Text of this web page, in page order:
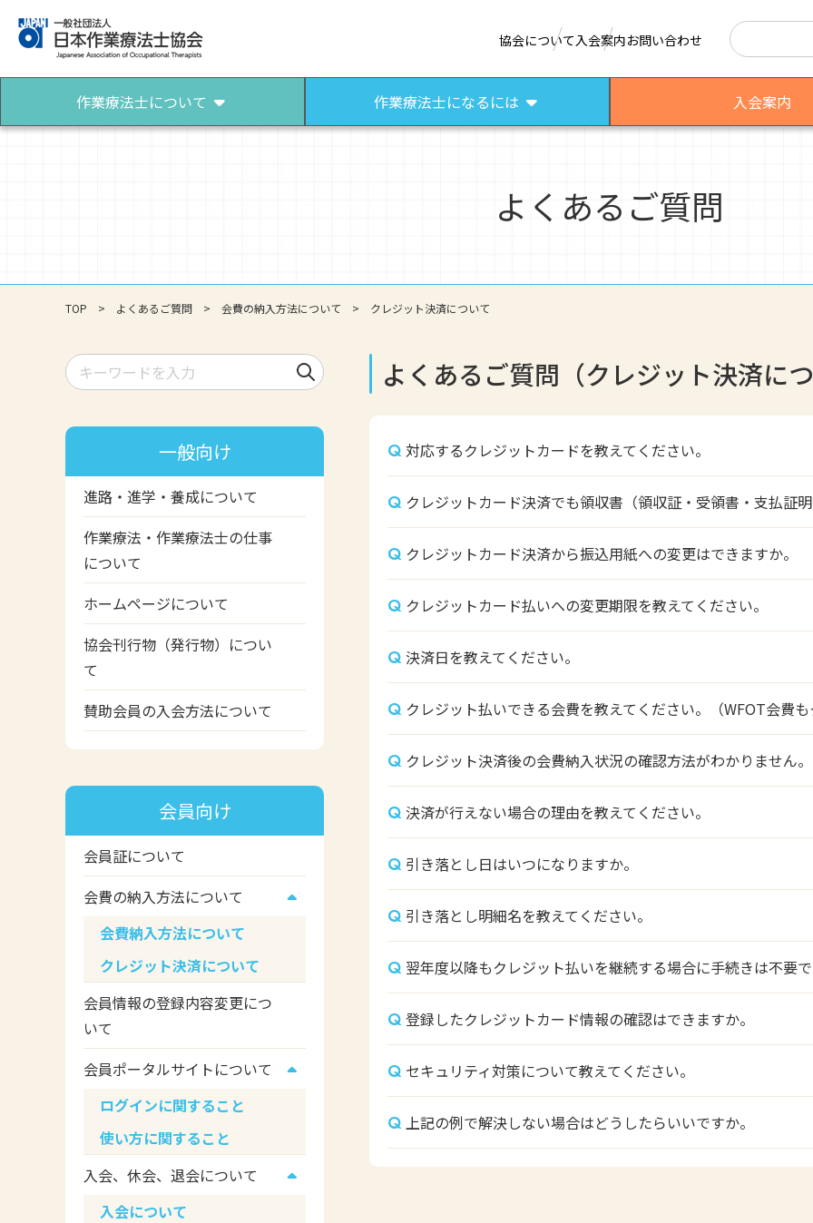
協会について 入会案内お問い合わせ 検索
作業療法士について
パンフレット（作業療法） さまざまな作業療法場面
作業療法士になるには 入会案内
よくあるご質問
TOP よくあるご質問 会費の納入方法について クレジット決済について
よくあるご質問（クレジット決済に
対応するクレジットカードを教えてください。
クレジットカード決済でも領収書（領収証・受領書・支払証
クレジットカード決済から振込用紙への変更はできますか。
クレジットカード払いへの変更期限を教えてください。
決済日を教えてください。
クレジット払いできる会費を教えてください。（WFOT会費
クレジット決済後の会費納入状況の確認方法がわかりません。
決済が行えない場合の理由を教えてください。
引き落とし日はいつになりますか。
引き落とし明細名を教えてください。
翌年度以降もクレジット払いを継続する場合に手続きは不要
登録したクレジットカード情報の確認はできますか。
セキュリティ対策について教えてください。
上記の例で解決しない場合はどうしたらいいですか。
検索
一般向け
進路・進学・養成について
作業療法・作業療法士の仕事
について
ホームページについて
協会刊行物（発行物）につい
て
賛助会員の入会方法について
会員向け
会員証について
会費の納入方法について
会費納入方法について
クレジット決済について
会員情報の登録内容変更につ
いて
会員ポータルサイトについて
ログインに関すること
使い方に関すること
入会、休会、退会について
入会について